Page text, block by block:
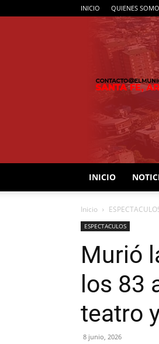
INICIO QUIENES
INICIO
Inicio
ESPECTACULOS
Murió
los 83
teatro
8 junio, 2026